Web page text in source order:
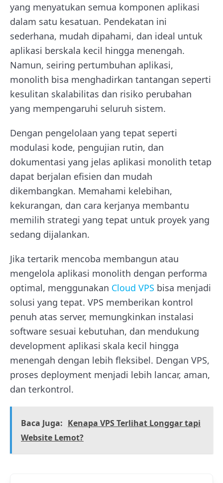
yang menyatukan semua komponen aplikasi
dalam satu kesatuan. Pendekatan ini
sederhana, mudah dipahami, dan ideal untuk
aplikasi berskala kecil hingga menengah.
Namun, seiring pertumbuhan aplikasi,
monolith bisa menghadirkan tantangan seperti
kesulitan skalabilitas dan risiko perubahan
yang mempengaruhi seluruh sistem.
Dengan pengelolaan yang tepat seperti
modulasi kode, pengujian rutin, dan
dokumentasi yang jelas aplikasi monolith tetap
dapat berjalan efisien dan mudah
dikembangkan. Memahami kelebihan,
kekurangan, dan cara kerjanya membantu
memilih strategi yang tepat untuk proyek yang
sedang dijalankan.
Jika tertarik mencoba membangun atau
mengelola aplikasi monolith dengan performa
optimal, menggunakan Cloud VPS bisa menjadi
solusi yang tepat. VPS memberikan kontrol
penuh atas server, memungkinkan instalasi
software sesuai kebutuhan, dan mendukung
development aplikasi skala kecil hingga
menengah dengan lebih fleksibel. Dengan VPS,
proses deployment menjadi lebih lancar, aman,
dan terkontrol.
Baca Juga: Kenapa VPS Terlihat Longgar tapi
Website Lemot?